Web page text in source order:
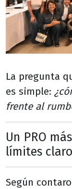
La pregunta
es simple:
frente al
Un PRO
límites
Según